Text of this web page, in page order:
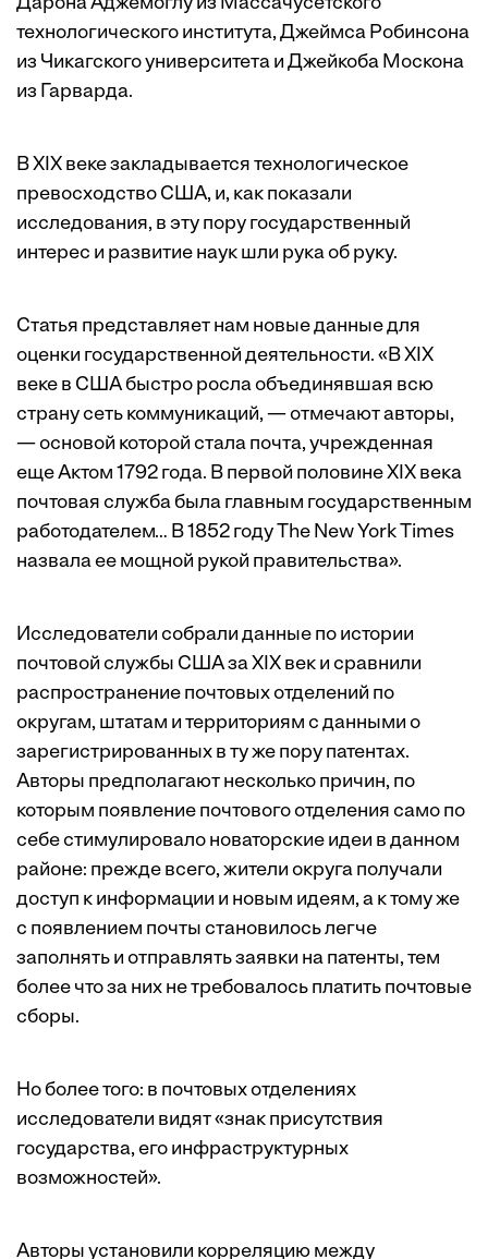
технологического института, Джеймса Робинсона
из Чикагского университета и Джейкоба Москона
из Гарварда.
В XIX веке закладывается технологическое
превосходство США, и, как показали
исследования, в эту пору государственный
интерес и развитие наук шли рука об руку.
Статья представляет нам новые данные для
оценки государственной деятельности. «В XIX
веке в США быстро росла объединявшая всю
страну сеть коммуникаций, — отмечают авторы,
— основой которой стала почта, учрежденная
еще Актом 1792 года. В первой половине XIX века
почтовая служба была главным государственным
работодателем… В 1852 году The New York Times
назвала ее мощной рукой правительства».
Исследователи собрали данные по истории
почтовой службы США за XIX век и сравнили
распространение почтовых отделений по
округам, штатам и территориям с данными о
зарегистрированных в ту же пору патентах.
Авторы предполагают несколько причин, по
которым появление почтового отделения само по
себе стимулировало новаторские идеи в данном
районе: прежде всего, жители округа получали
доступ к информации и новым идеям, а к тому же
с появлением почты становилось легче
заполнять и отправлять заявки на патенты, тем
более что за них не требовалось платить почтовые
сборы.
Но более того: в почтовых отделениях
исследователи видят «знак присутствия
государства, его инфраструктурных
возможностей».
Авторы установили корреляцию между